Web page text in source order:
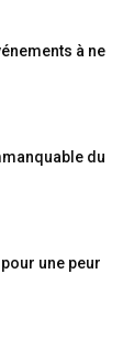
à ne
du
une peur